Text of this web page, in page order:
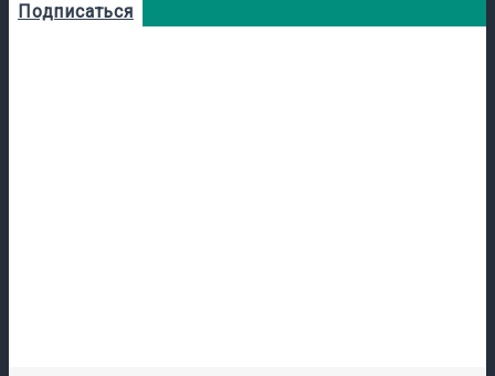
Подписаться